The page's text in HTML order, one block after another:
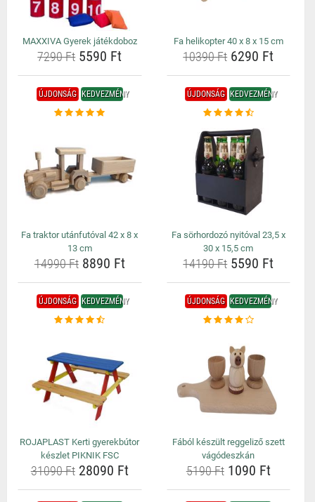
MAXXIVA Gyerek játékdoboz
7290 Ft5590 Ft
Fa helikopter 40 x 8 x 15 cm
10390 Ft6290 Ft
ÚJDONSÁG KEDVEZMÉNY
Fa traktor utánfutóval 42 x 8 x
13 cm
14990 Ft8890 Ft
ÚJDONSÁG KEDVEZMÉNY
Fa sörhordozó nyitóval 23,5 x
30 x 15,5 cm
14190 Ft5590 Ft
ÚJDONSÁG KEDVEZMÉNY
ROJAPLAST Kerti gyerekbútor
készlet PIKNIK FSC
31090 Ft28090 Ft
ÚJDONSÁG KEDVEZMÉNY
Fából készült reggeliző szett
vágódeszkán
5190 Ft1090 Ft